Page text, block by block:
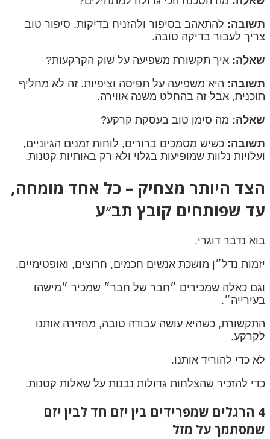
תשובה: להתאהב בסיפור ולהזניח בדיקות. סיפור טוב
צריך לעבור בדיקה טובה.
שאלה: איך תקשורת משפיעה על שוק הקרקעות?
תשובה: היא משפיעה על תפיסה וציפיות. זה לא מחליף
תוכנית, אבל זה בהחלט משנה אווירה.
שאלה: מה סימן טוב בעסקת קרקע?
תשובה: כשיש מסמכים ברורים, לוחות זמנים הגיוניים,
ועלויות נלוות שמופיעות בגלוי ולא רק באותיות קטנות.
הצד היותר מצחיק – כל אחד מומחה,
עד שפותחים קובץ תב״ע
בוא נדבר דוגרי.
יזמות נדל״ן מושכת אנשים חכמים, חרוצים, ואופטימיים.
וגם כאלה שמכירים ״חבר של חבר״ שמכיר ״מישהו
בעירייה״.
התקשורת, כשהיא עושה עבודה טובה, מחזירה אותנו
לקרקע.
לא כדי להוריד אותנו.
כדי להזכיר שהצלחות גדולות נבנות על שאלות קטנות.
4 הרגלים שמפרידים בין יזם חד לבין יזם
שמסתמך על מזל